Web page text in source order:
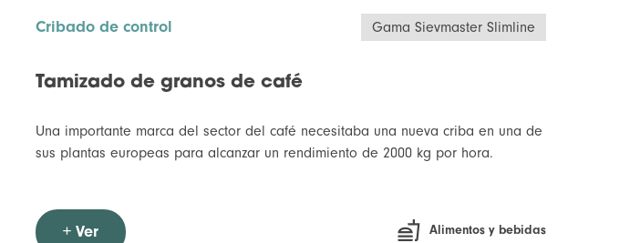
Cribado de control Gama Sievmaster Slimline
Tamizado de granos de café
Una importante marca del sector del café necesitaba una nueva criba en una de
sus plantas europeas para alcanzar un rendimiento de 2000 kg por hora.
+ Ver Alimentos y bebidas